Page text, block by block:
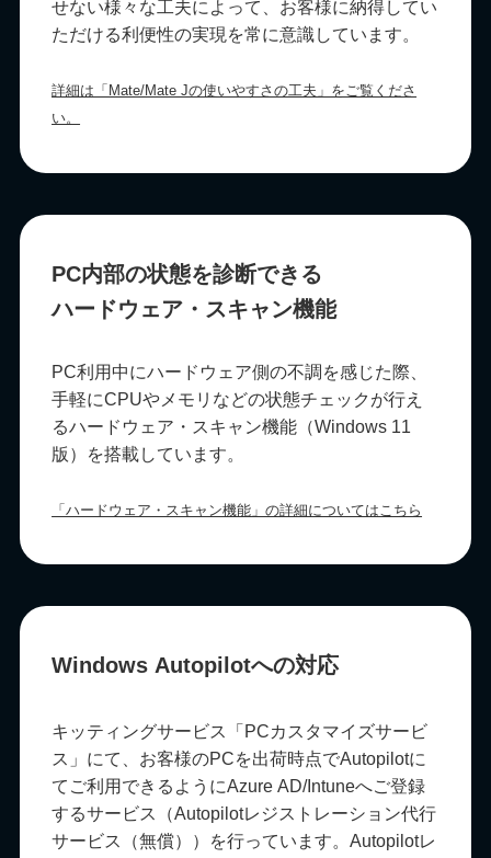
せない様々な工夫によって、お客様に納得してい
ただける利便性の実現を常に意識しています。
詳細は「Mate/Mate Jの使いやすさの工夫」をご覧くださ
い。
PC内部の状態を診断できる
ハードウェア・スキャン機能
PC利用中にハードウェア側の不調を感じた際、
手軽にCPUやメモリなどの状態チェックが行え
るハードウェア・スキャン機能（Windows 11
版）を搭載しています。
「ハードウェア・スキャン機能」の詳細についてはこちら
Windows Autopilotへの対応
キッティングサービス「PCカスタマイズサービ
ス」にて、お客様のPCを出荷時点でAutopilotに
てご利用できるようにAzure AD/Intuneへご登録
するサービス（Autopilotレジストレーション代行
サービス（無償））を行っています。Autopilotレ